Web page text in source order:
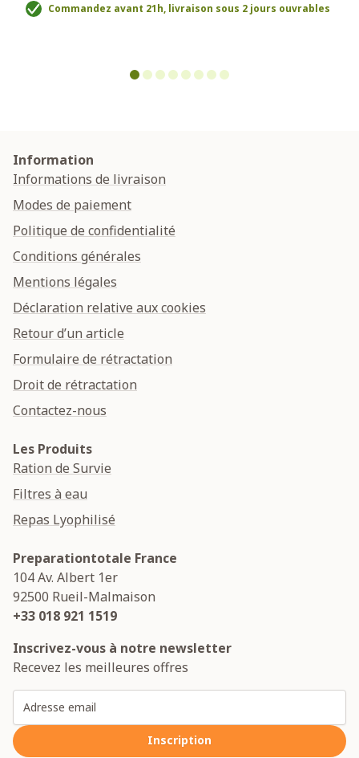
Commandez avant 21h, livraison sous 2 jours ouvrables
Information
Informations de livraison
Modes de paiement
Politique de confidentialité
Conditions générales
Mentions légales
Déclaration relative aux cookies
Retour d’un article
Formulaire de rétractation
Droit de rétractation
Contactez-nous
Les Produits
Ration de Survie
Filtres à eau
Repas Lyophilisé
Preparationtotale France
104 Av. Albert 1er
92500 Rueil-Malmaison
+33 018 921 1519
Inscrivez-vous à notre newsletter
Recevez les meilleures offres
Inscription